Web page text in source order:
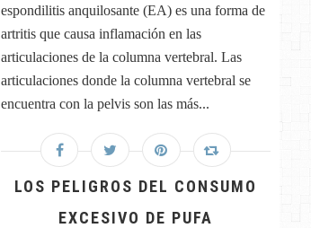
espondilitis anquilosante (EA) es una forma de
artritis que causa inflamación en las
articulaciones de la columna vertebral. Las
articulaciones donde la columna vertebral se
encuentra con la pelvis son las más...
LOS PELIGROS DEL CONSUMO
EXCESIVO DE PUFA